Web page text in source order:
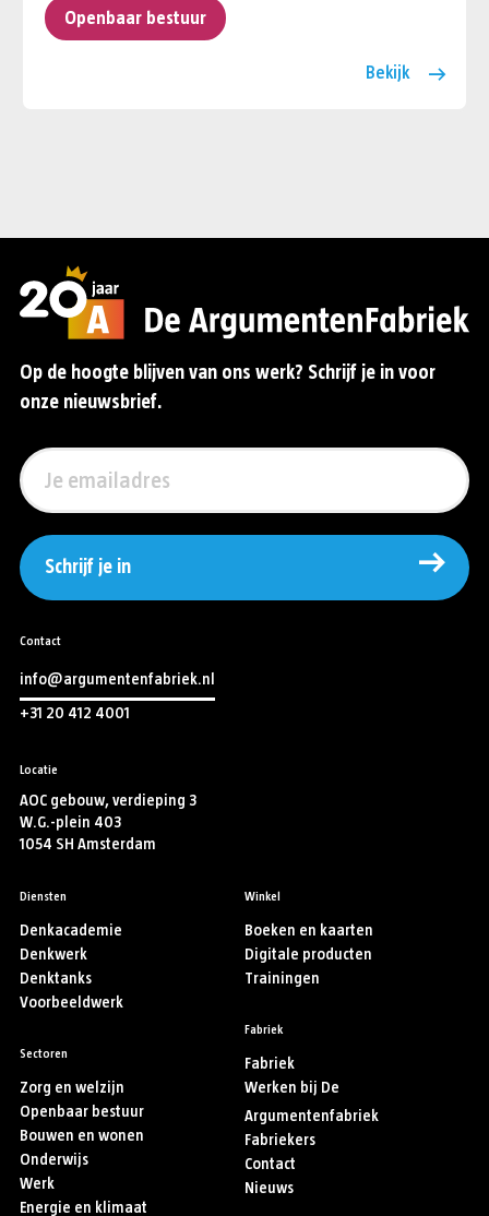
Openbaar bestuur
Bekijk
Op de hoogte blijven van ons werk? Schrijf je in voor
onze nieuwsbrief.
Schrijf je in
Contact
info@argumentenfabriek.nl
+31 20 412 4001
Locatie
AOC gebouw, verdieping 3
W.G.-plein 403
1054 SH Amsterdam
Diensten
Denkacademie
Denkwerk
Denktanks
Voorbeeldwerk
Sectoren
Zorg en welzijn
Openbaar bestuur
Bouwen en wonen
Onderwijs
Werk
Energie en klimaat
Winkel
Boeken en kaarten
Digitale producten
Trainingen
Fabriek
Fabriek
Werken bij De
Argumentenfabriek
Fabriekers
Contact
Nieuws